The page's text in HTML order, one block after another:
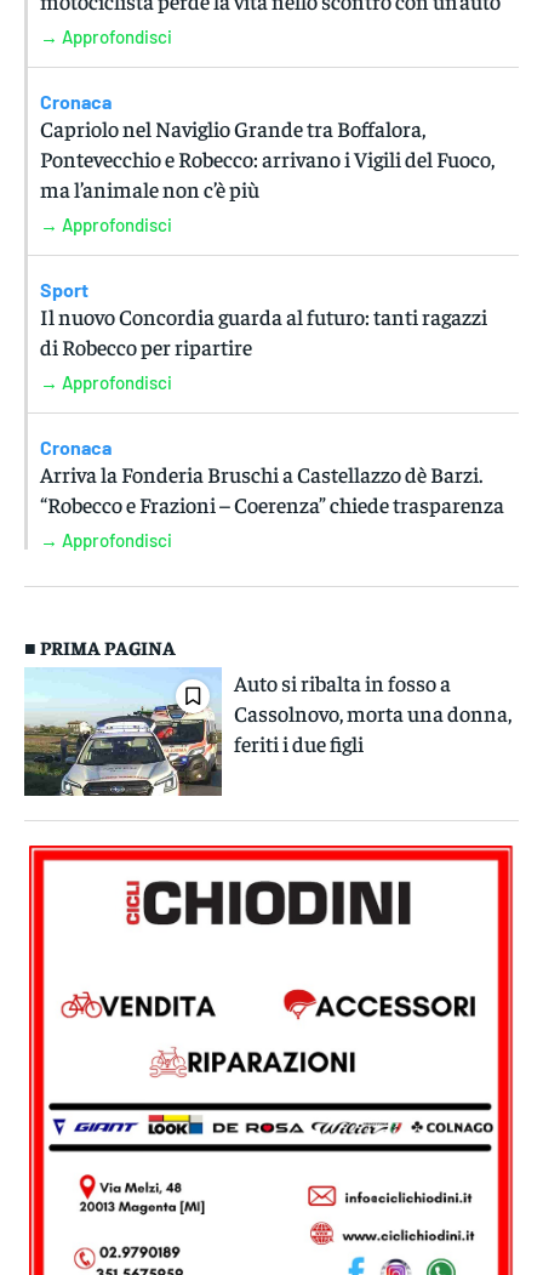
→ Approfondisci
Cronaca
Capriolo nel Naviglio Grande tra Boffalora,
Pontevecchio e Robecco: arrivano i Vigili del Fuoco,
ma l’animale non c’è più
→ Approfondisci
Sport
Il nuovo Concordia guarda al futuro: tanti ragazzi
di Robecco per ripartire
→ Approfondisci
Cronaca
Arriva la Fonderia Bruschi a Castellazzo dè Barzi.
“Robecco e Frazioni – Coerenza” chiede trasparenza
→ Approfondisci
■ PRIMA PAGINA
Auto si ribalta in fosso a
Cassolnovo, morta una donna,
feriti i due figli